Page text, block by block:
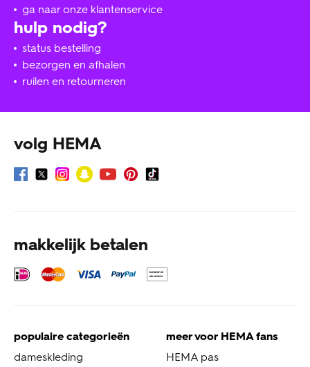
hulp nodig?
status bestelling
bezorgen en afhalen
ruilen en retourneren
ga naar onze klantenservice
volg HEMA
makkelijk betalen
populaire categorieën
dameskleding
meer voor HEMA fans
HEMA pas